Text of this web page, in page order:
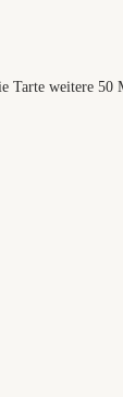
Tarte weitere 50